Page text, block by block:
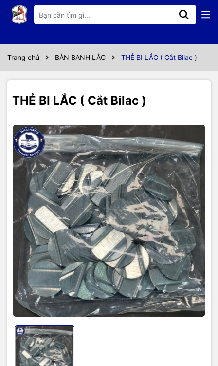
Trang chủ BÀN BANH LẮC THẺ BI LẮC ( Cắt Bilac )
THẺ BI LẮC ( Cắt Bilac )
Thông số kỹ thuật
✔️ Dùng để cho vào ổ cắt rút bilac